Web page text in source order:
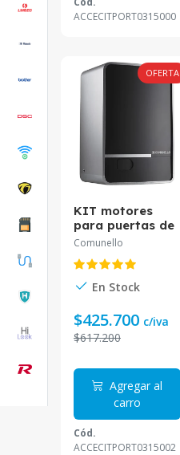
ACCECITPORT0315000
OFERTA
KIT motores
para puertas de
corredera uso
industrial. 24V
Hasta 800 Kg
Comunello
En Stock
$425.700 c/iva
$617.200
Agregar al
carro
Cód.
ACCECITPORT0315002